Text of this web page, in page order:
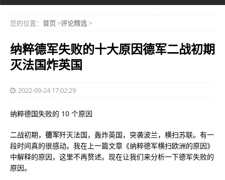
您的位置： 首页>评论精选>
纳粹德军失败的十大原因德军二战初期
灭法国炸英国
2022-09-24 17:02:29
纳粹德国失败的 10 个原因
二战初期， 德军歼灭法国，轰炸英国，突袭波兰，横扫苏联。有一
段时间真的很感动。我在上一篇文章《纳粹德军横扫欧洲的原因》
中解释的原因，这里不再赘述。现在让我们来分析一下德军失败的
原因。